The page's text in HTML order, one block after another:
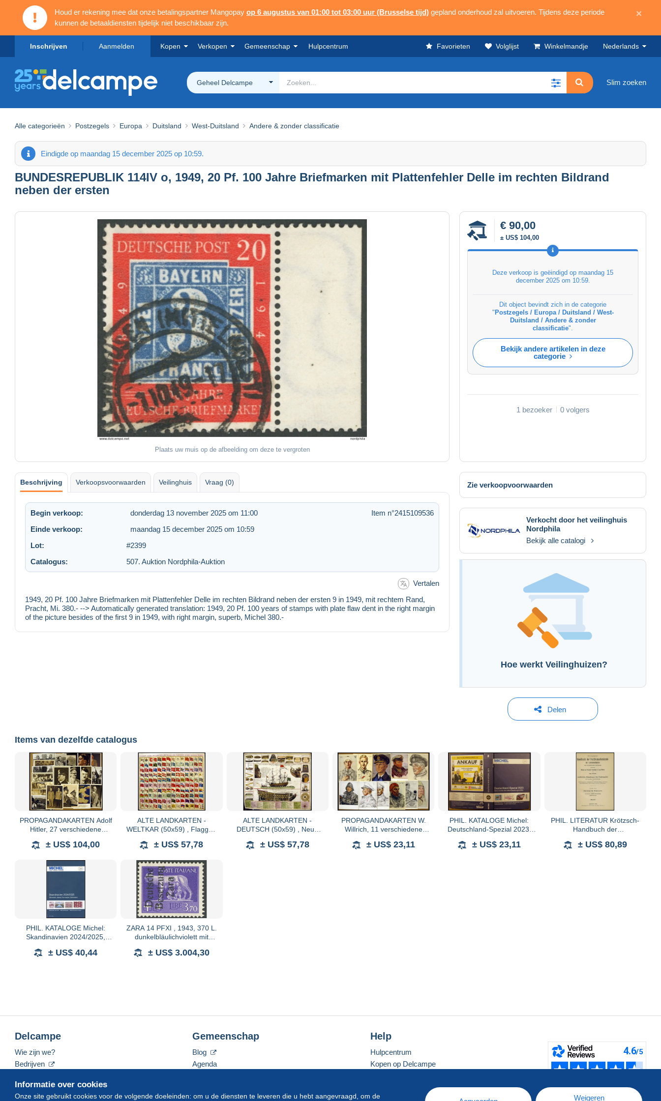
Houd er rekening mee dat onze betalingspartner Mangopay op 6 augustus van 01:00 tot 03:00 uur (Brusselse tijd) gepland onderhoud zal uitvoeren. Tijdens deze periode
kunnen de betaaldiensten tijdelijk niet beschikbaar zijn.
×
Inschrijven Aanmelden Kopen Verkopen Gemeenschap Hulpcentrum Favorieten Volglijst Winkelmandje Nederlands
Geheel Delcampe Slim zoeken
Alle categorieën Postzegels Europa Duitsland West-Duitsland Andere & zonder classificatie
Eindigde op maandag 15 december 2025 op 10:59.
BUNDESREPUBLIK 114IV o, 1949, 20 Pf. 100 Jahre Briefmarken mit Plattenfehler Delle im rechten Bildrand
neben der ersten
Plaats uw muis op de afbeelding om deze te vergroten
€ 90,00
± US$ 104,00
Deze verkoop is geëindigd op maandag 15
december 2025 om 10:59.
Dit object bevindt zich in de categorie
" Postzegels / Europa / Duitsland / West-
Duitsland / Andere & zonder
classificatie".
Bekijk andere artikelen in deze
categorie
1 bezoeker 0 volgers
Beschrijving Verkoopsvoorwaarden Veilinghuis Vraag (0)
Begin verkoop: donderdag 13 november 2025 om 11:00
Item n°2415109536
Einde verkoop:
maandag 15 december 2025 om 10:59
Lot:
#2399
Catalogus:
507. Auktion Nordphila-Auktion
Vertalen
1949, 20 Pf. 100 Jahre Briefmarken mit Plattenfehler Delle im rechten Bildrand neben der ersten 9 in 1949, mit rechtem Rand,
Pracht, Mi. 380.- --> Automatically generated translation: 1949, 20 Pf. 100 years of stamps with plate flaw dent in the right margin
of the picture besides of the first 9 in 1949, with right margin, superb, Michel 380.-
Zie verkoopvoorwaarden
Verkocht door het veilinghuis
Nordphila
Bekijk alle catalogi
Hoe werkt Veilinghuizen?
Delen
Items van dezelfde catalogus
PROPAGANDAKARTEN Adolf
Hitler, 27 verschiedene
± US$ 104,00
ALTE LANDKARTEN -
WELTKAR (50x59) , Flaggen
und Nationen in der Gantzen
± US$ 57,78
ALTE LANDKARTEN -
DEUTSCH (50x59) , Neue
Seefahrende Personen,
± US$ 57,78
PROPAGANDAKARTEN W.
Willrich, 11 verschiedene
± US$ 23,11
PHIL. KATALOGE Michel:
Deutschland-Spezial 2023,
Einband etwas fleckig, alter
± US$ 23,11
PHIL. LITERATUR Krötzsch-
Handbuch der
Abschnitte X, beide
± US$ 80,89
PHIL. KATALOGE Michel:
Skandinavien 2024/2025,
Schweden, alter
± US$ 40,44
ZARA 14 PFXI , 1943, 370 L.
dunkelbläulichviolett mit
(Feld 100), Mi. 30%
± US$ 3.004,30
Informatie over cookies
Onze site gebruikt cookies voor de volgende doeleinden: om u de diensten te leveren die u hebt aangevraagd, om de
Weigeren
Delcampe
Wie zijn we?
Bedrijven
Neem contact met ons op
Gemeenschap
Blog
Agenda
Help
Hulpcentrum
Kopen op Delcampe
Een beveiligde website